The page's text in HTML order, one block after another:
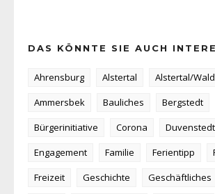
DAS KÖNNTE SIE AUCH
Ahrensburg Alstertal
Alstertal/
Ammersbek
Bauliches
Bergstedt
Bürgerinitiative
Corona
Duvenstedt
Engagement
Familie Ferientipp
Freizeit
Geschichte Geschäftliches